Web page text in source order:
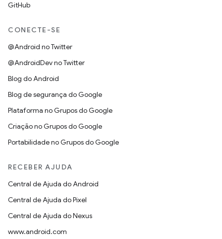
GitHub
CONECTE-SE
@Android no Twitter
@AndroidDev no Twitter
Blog do Android
Blog de segurança do Google
Plataforma no Grupos do Google
Criação no Grupos do Google
Portabilidade no Grupos do Google
RECEBER AJUDA
Central de Ajuda do Android
Central de Ajuda do Pixel
Central de Ajuda do Nexus
www.android.com